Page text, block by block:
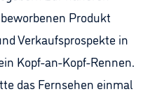
Produkt
Verkaufsprospekte in
Kopf-an-Kopf-Rennen.
das Fernsehen einmal